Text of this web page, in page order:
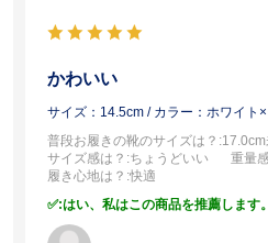
かわいい
サイズ：14.5cm / カラー：ホワイト
普段お履きの靴のサイズは？
サイズ感は？ :ちょうどいい 重量
履き心地は？ :快適
:はい、私はこの商品を推薦します。